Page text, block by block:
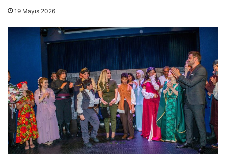
19 Mayıs 2026